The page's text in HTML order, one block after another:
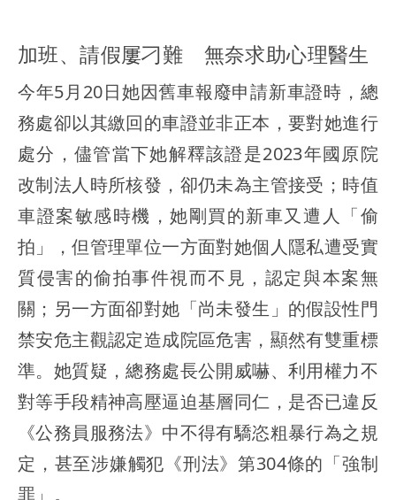
加班、請假屢刁難 無奈求助心理醫生
今年5月20日她因舊車報廢申請新車證時，總
務處卻以其繳回的車證並非正本，要對她進行
處分，儘管當下她解釋該證是2023年國原院
改制法人時所核發，卻仍未為主管接受；時值
車證案敏感時機，她剛買的新車又遭人「偷
拍」，但管理單位一方面對她個人隱私遭受實
質侵害的偷拍事件視而不見，認定與本案無
關；另一方面卻對她「尚未發生」的假設性門
禁安危主觀認定造成院區危害，顯然有雙重標
準。她質疑，總務處長公開威嚇、利用權力不
對等手段精神高壓逼迫基層同仁，是否已違反
《公務員服務法》中不得有驕恣粗暴行為之規
定，甚至涉嫌觸犯《刑法》第304條的「強制
罪」。